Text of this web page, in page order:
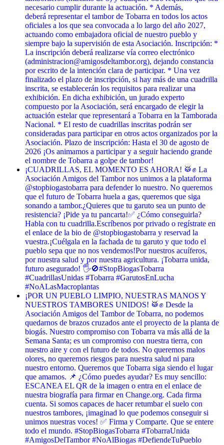
necesario cumplir durante la actuación. * Además,
deberá representar el tambor de Tobarra en todos los actos
oficiales a los que sea convocada a lo largo del año 2027,
actuando como embajadora oficial de nuestro pueblo y
siempre bajo la supervisión de esta Asociación. Inscripción: *
La inscripción deberá realizarse vía correo electrónico
(administracion@amigosdeltambor.org), dejando constancia
por escrito de la intención clara de participar. * Una vez
finalizado el plazo de inscripción, si hay más de una cuadrilla
inscrita, se establecerán los requisitos para realizar una
exhibición. En dicha exhibición, un jurado experto
compuesto por la Asociación, será encargado de elegir la
actuación estelar que representará a Tobarra en la Tamborada
Nacional. * El resto de cuadrillas inscritas podrán ser
consideradas para participar en otros actos organizados por la
Asociación. Plazo de inscripción: Hasta el 30 de agosto de
2026 ¡Os animamos a participar y a seguir haciendo grande
el nombre de Tobarra a golpe de tambor!
¡CUADRILLAS, EL MOMENTO ES AHORA! 🥁✊ La
Asociación Amigos del Tambor nos unimos a la plataforma
@stopbiogastobarra para defender lo nuestro. No queremos
que el futuro de Tobarra huela a gas, queremos que siga
sonando a tambor. ​¿Quieres que tu garuto sea un punto de
resistencia? ¡Pide ya tu pancarta! ​✅ ¿Cómo conseguirla? ​
Habla con tu cuadrilla. ​Escríbenos por privado o regístrate en
el enlace de la bio de @stopbiogastobarra y reservad la
vuestra. ​¡Cuélgala en la fachada de tu garuto y que todo el
pueblo sepa que no nos vendemos! ​Por nuestros acuíferos,
por nuestra salud y por nuestra agricultura. ¡Tobarra unida,
futuro asegurado! 🖐️🚫 ​#StopBiogasTobarra
#CuadrillasUnidas #Tobarra #GarutosEnLucha
#NoALasMacroplantas
¡POR UN PUEBLO LIMPIO, NUESTRAS MANOS Y
NUESTROS TAMBORES UNIDOS! 🥁✊ Desde la
Asociación Amigos del Tambor de Tobarra, no podemos
quedarnos de brazos cruzados ante el proyecto de la planta de
biogás. Nuestro compromiso con Tobarra va más allá de la
Semana Santa; es un compromiso con nuestra tierra, con
nuestro aire y con el futuro de todos. No queremos malos
olores, no queremos riesgos para nuestra salud ni para
nuestro entorno. Queremos que Tobarra siga siendo el lugar
que amamos. 📌 ¿Cómo puedes ayudar? Es muy sencillo:
ESCANEA EL QR de la imagen o entra en el enlace de
nuestra biografía para firmar en Change.org. Cada firma
cuenta. Si somos capaces de hacer retumbar el suelo con
nuestros tambores, ¡imaginad lo que podemos conseguir si
unimos nuestras voces! ✅ Firma y Comparte. Que se entere
todo el mundo. #StopBiogasTobarra #TobarraUnida
#AmigosDelTambor #NoAlBiogas #DefiendeTuPueblo